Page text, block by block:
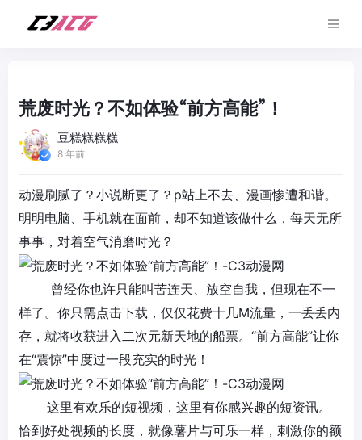
荒废时光？不如体验“前方高能”！
豆糕糕糕糕
8 年前
动漫刷腻了？小说断更了？p站上不去、漫画惨遭和谐。
明明电脑、手机就在面前，却不知道该做什么，每天无所
事事，对着空气消磨时光？
曾经你也许只能叫苦连天、放空自我，但现在不一
样了。你只需点击下载，仅仅花费十几M流量，一丢丢内
存，就将收获进入二次元新天地的船票。“前方高能”让你
在“震惊”中度过一段充实的时光！
这里有欢乐的短视频，这里有你感兴趣的短资讯。
恰到好处视频的长度，就像薯片与可乐一样，刺激你的额